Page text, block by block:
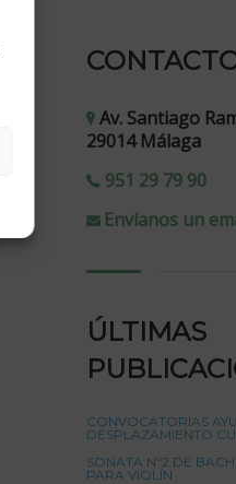
Av. Santiago
29014 Málaga
951 29 79 90
Envíanos un
ÚLTIMAS
CONVOCATORIAS
DESPLAZAMIENTO
SONATA Nº2 DE
PARA VIOLÍN